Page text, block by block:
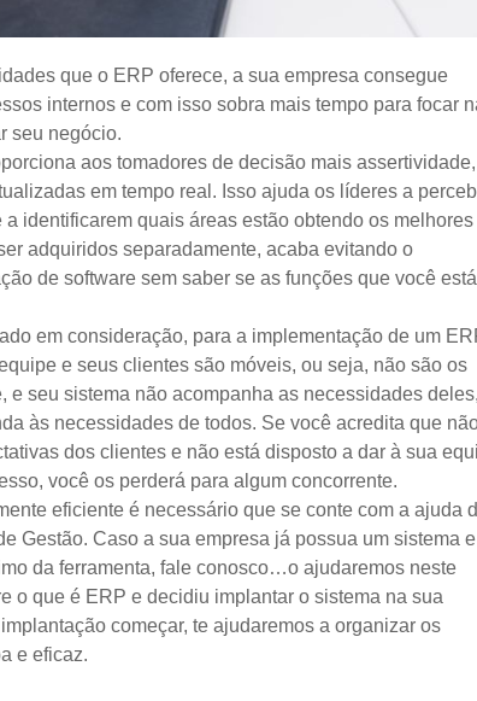
que o ERP oferece, a sua empresa consegue
internos e com isso sobra mais tempo para focar
seu negócio.
aos tomadores de decisão mais assertividade,
em tempo real. Isso ajuda os líderes a
identificarem quais áreas estão obtendo os melhores
adquiridos separadamente, acaba evitando o
de software sem saber se as funções que você está
em consideração, para a implementação de um
e seus clientes são móveis, ou seja, não são os
e seu sistema não acompanha as necessidades
às necessidades de todos. Se você acredita que
dos clientes e não está disposto a dar à sua
você os perderá para algum concorrente.
eficiente é necessário que se conte com a ajuda
Gestão. Caso a sua empresa já possua um sistema e
da ferramenta, fale conosco…o ajudaremos neste
o que é ERP e decidiu implantar o sistema na sua
começar, te ajudaremos a organizar os
e eficaz.